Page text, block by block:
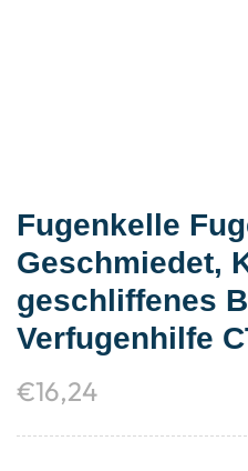
Fugenkelle
Geschmiedet,
geschliffenes
Verfugenhilfe
€16,24